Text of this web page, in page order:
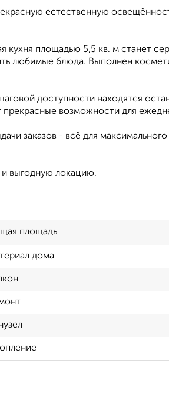
естественную
кухня площадью 5,5 кв. м станет
любимые блюда. Выполнен
доступности находятся
возможности для
заказов - всё для максимального
и выгодную локацию.
площадь
дома